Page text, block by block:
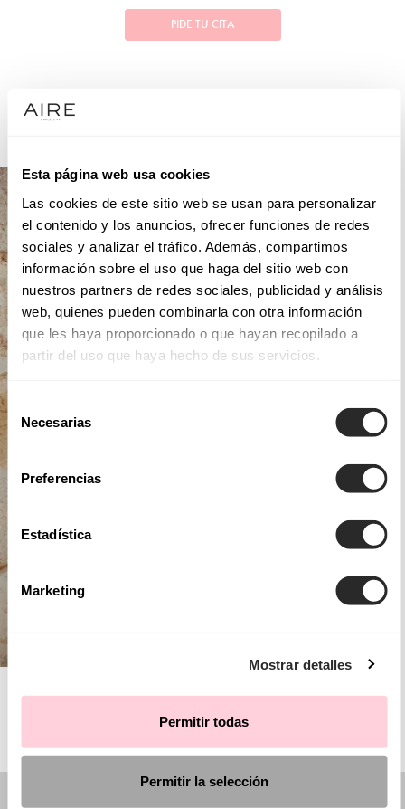
Esta página web usa cookies
Las cookies de este sitio web se usan para personalizar
el contenido y los anuncios, ofrecer funciones de redes
sociales y analizar el tráfico. Además, compartimos
información sobre el uso que haga del sitio web con
nuestros partners de redes sociales, publicidad y análisis
web, quienes pueden combinarla con otra información
que les haya proporcionado o que hayan recopilado a
partir del uso que haya hecho de sus servicios.
Necesarias
Preferencias
Estadística
Marketing
Mostrar detalles
Permitir todas
Permitir la selección
PIDE TU CITA
COLECCIONES